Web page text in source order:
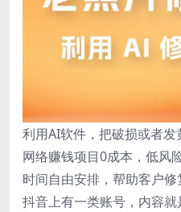
利用AI软件，把破损或者
网络赚钱项目0成本，低风
时间自由安排，帮助客户修
抖音上有一类账号，内容